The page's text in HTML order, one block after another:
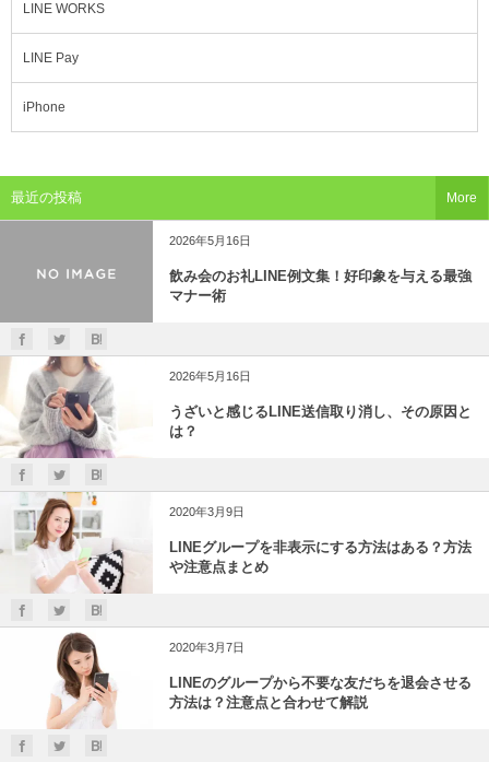
LINE WORKS
LINE Pay
iPhone
最近の投稿
2026年5月16日
飲み会のお礼LINE例文集！好印象を与える最強
マナー術
2026年5月16日
うざいと感じるLINE送信取り消し、その原因と
は？
2020年3月9日
LINEグループを非表示にする方法はある？方法
や注意点まとめ
2020年3月7日
LINEのグループから不要な友だちを退会させる
方法は？注意点と合わせて解説
More